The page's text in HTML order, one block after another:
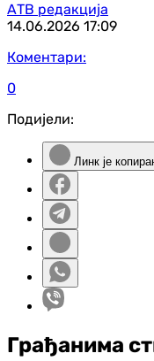
АТВ редакција
14.06.2026 17:09
Коментари:
0
Подијели:
Линк је
Грађанима